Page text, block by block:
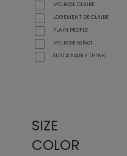
MELROSE CLAIRE
LOGEMENT DE CLAIRE
PLAIN PEOPLE
MELROSE Select
SUSTAINABLE THINK.
SIZE
COLOR